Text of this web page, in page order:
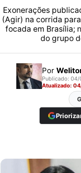
Exonerações
(Agir) na corrida
focada em Brasília;
do grupo
Por
Publicado:
Atualizado:
G